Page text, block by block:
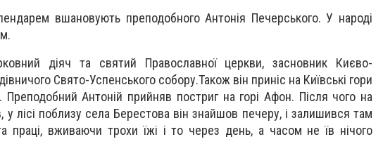
вшановують преподобного Антонія Печерського. У народі
діяч та святий Православної церкви, засновник Києво-
Свято-Успенського собору.Також він приніс на Київські гори
Антоній прийняв постриг на горі Афон. Після чого на
у лісі поблизу села Берестова він знайшов печеру, і залишився там
праці, вживаючи трохи їжі і то через день, а часом не їв нічого